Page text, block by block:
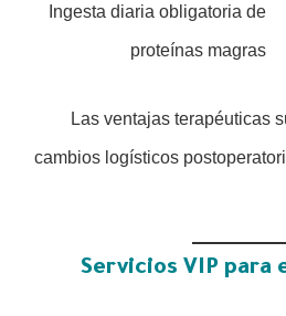
Ingesta diaria obligatoria de
proteínas magras
Las ventajas terapéuticas
cambios logísticos
Servicios VIP para